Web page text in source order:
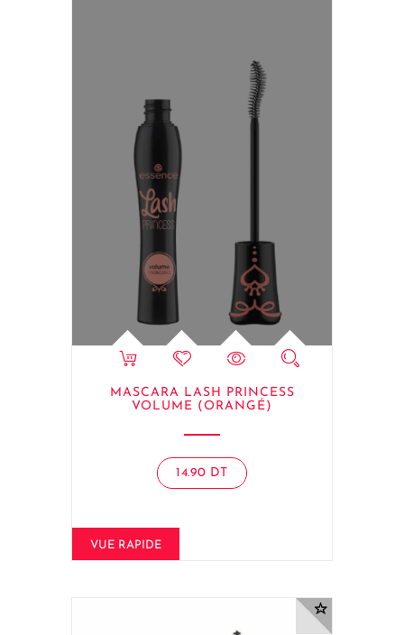
MASCARA LASH PRINCESS
VOLUME (ORANGÉ)
14.90 DT
VUE RAPIDE